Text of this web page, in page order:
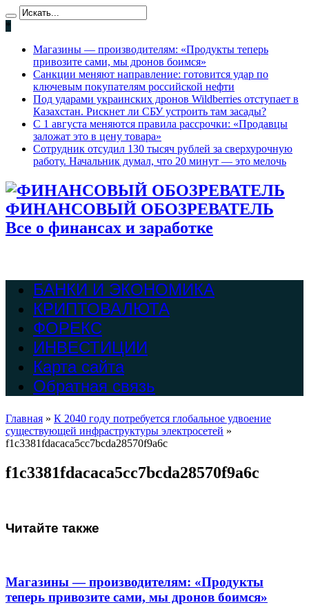
*
Магазины — производителям: «Продукты теперь
привозите сами, мы дронов боимся»
Санкции меняют направление: готовится удар по
ключевым покупателям российской нефти
Под ударами украинских дронов Wildberries отступает в
Казахстан. Рискнет ли СБУ устроить там засады?
С 1 августа меняются правила рассрочки: «Продавцы
заложат это в цену товара»
Сотрудник отсудил 130 тысяч рублей за сверхурочную
работу. Начальник думал, что 20 минут — это мелочь
ФИНАНСОВЫЙ ОБОЗРЕВАТЕЛЬ
Все о финансах и заработке
БАНКИ И ЭКОНОМИКА
КРИПТОВАЛЮТА
ФОРЕКС
ИНВЕСТИЦИИ
Карта сайта
Обратная связь
Главная » К 2040 году потребуется глобальное удвоение
существующей инфраструктуры электросетей »
f1c3381fdacaca5cc7bcda28570f9a6c
f1c3381fdacaca5cc7bcda28570f9a6c
Читайте также
Магазины — производителям: «Продукты
теперь привозите сами, мы дронов боимся»